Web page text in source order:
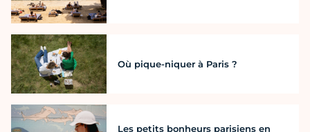
Où pique-niquer à Paris ?
Les petits bonheurs parisiens en